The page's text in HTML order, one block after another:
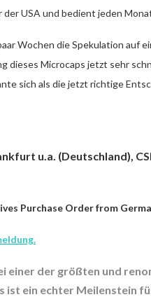
USA und bedient jeden
Wochen die Spekulation auf
dieses Microcaps jetzt sehr
sich als die jetzt richtige
u.a. (Deutschland),
Purchase Order from
einer der größten und
ist ein echter Meilenstein